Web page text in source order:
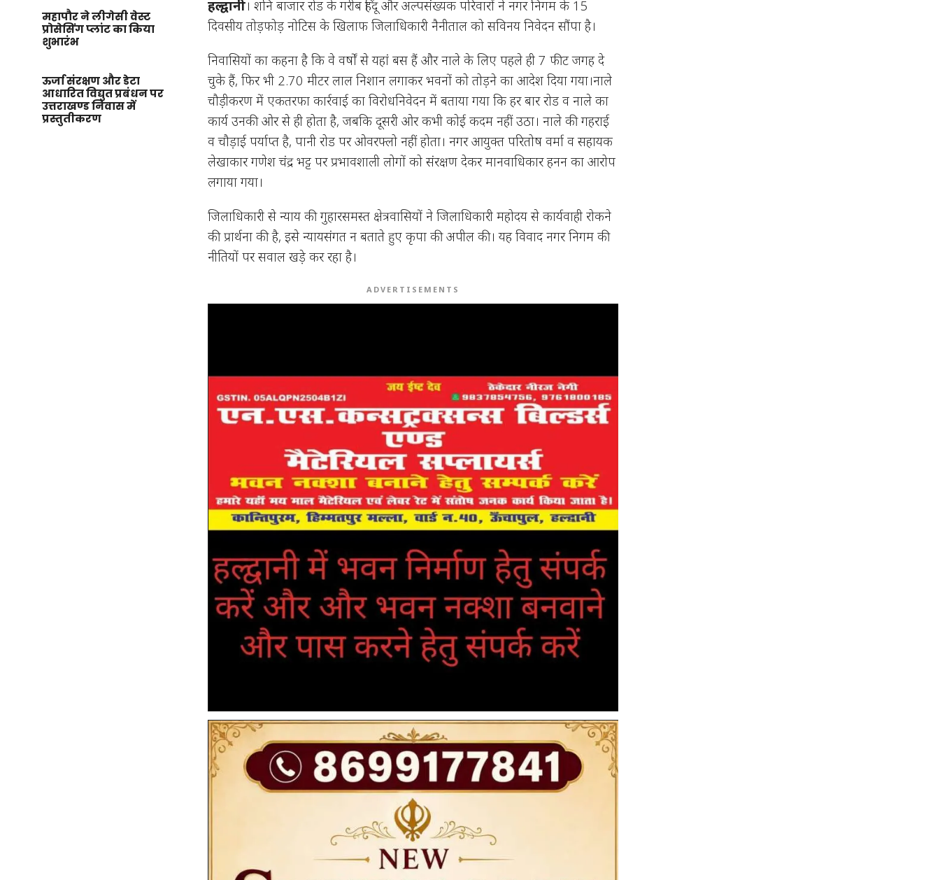
महापौर ने लीगेसी वेस्ट
प्रोसेसिंग प्लांट का किया
शुभारंभ
ऊर्जा संरक्षण और डेटा
आधारित विद्युत प्रबंधन पर
उत्तराखण्ड निवास में
प्रस्तुतीकरण
हल्द्वानी। शनि बाजार रोड के गरीब हिंदू और अल्पसंख्यक परिवारों ने नगर निगम के 15
दिवसीय तोड़फोड़ नोटिस के खिलाफ जिलाधिकारी नैनीताल को सविनय निवेदन सौंपा है।
निवासियों का कहना है कि वे वर्षों से यहां बस हैं और नाले के लिए पहले ही 7 फीट जगह दे
चुके हैं, फिर भी 2.70 मीटर लाल निशान लगाकर भवनों को तोड़ने का आदेश दिया गया।नाले
चौड़ीकरण में एकतरफा कार्रवाई का विरोधनिवेदन में बताया गया कि हर बार रोड व नाले का
कार्य उनकी ओर से ही होता है, जबकि दूसरी ओर कभी कोई कदम नहीं उठा। नाले की गहराई
व चौड़ाई पर्याप्त है, पानी रोड पर ओवरफ्लो नहीं होता। नगर आयुक्त परितोष वर्मा व सहायक
लेखाकार गणेश चंद्र भट्ट पर प्रभावशाली लोगों को संरक्षण देकर मानवाधिकार हनन का आरोप
लगाया गया।
जिलाधिकारी से न्याय की गुहारसमस्त क्षेत्रवासियों ने जिलाधिकारी महोदय से कार्यवाही रोकने
की प्रार्थना की है, इसे न्यायसंगत न बताते हुए कृपा की अपील की। यह विवाद नगर निगम की
नीतियों पर सवाल खड़े कर रहा है।
ADVERTISEMENTS